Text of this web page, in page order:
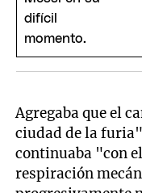
Agregaba que el
ciudad de la
continuaba "con
respiración